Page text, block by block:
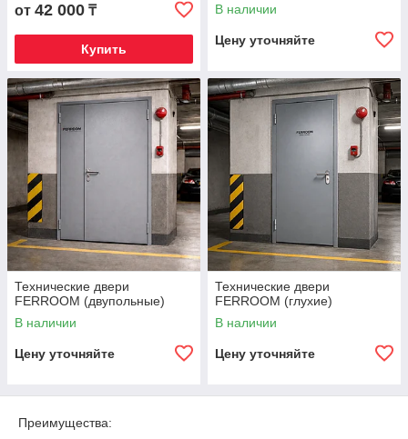
от 42 000 ₸
Купить
В наличии
Цену уточняйте
Технические двери
FERROOM (двупольные)
В наличии
Цену уточняйте
Технические двери
FERROOM (глухие)
В наличии
Цену уточняйте
Преимущества: